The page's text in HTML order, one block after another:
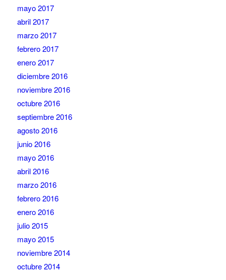
mayo 2017
abril 2017
marzo 2017
febrero 2017
enero 2017
diciembre 2016
noviembre 2016
octubre 2016
septiembre 2016
agosto 2016
junio 2016
mayo 2016
abril 2016
marzo 2016
febrero 2016
enero 2016
julio 2015
mayo 2015
noviembre 2014
octubre 2014